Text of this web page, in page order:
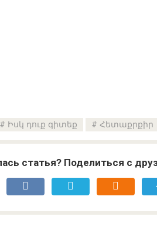
Իսկ դուք գիտեք Հետաքրքիր
статья? Поделиться с